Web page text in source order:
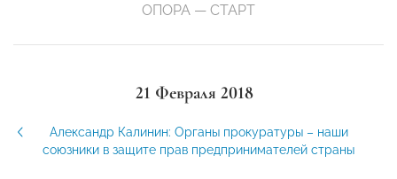
ОПОРА — СТАРТ
21 Февраля 2018
Александр Калинин: Органы прокуратуры – наши
союзники в защите прав предпринимателей страны